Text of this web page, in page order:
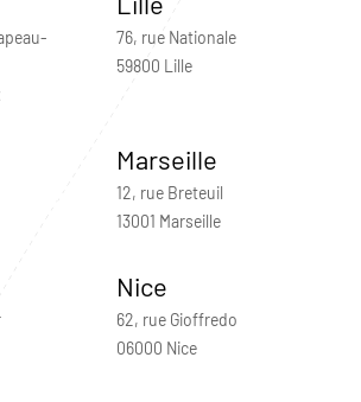
76, rue Nationale
59800 Lille
Marseille
12, rue Breteuil
13001 Marseille
Nice
62, rue Gioffredo
06000 Nice